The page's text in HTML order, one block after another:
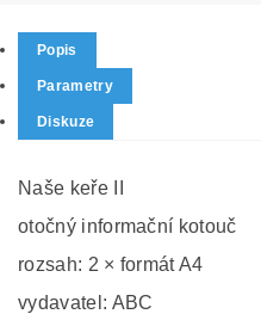
Popis
Parametry
Diskuze
Naše keře II
otočný informační kotouč
rozsah: 2 × formát A4
vydavatel: ABC